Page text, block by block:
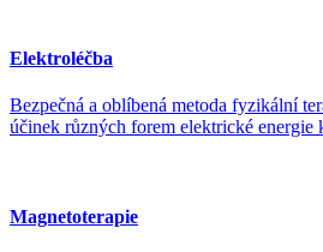
Elektroléčba
Bezpečná a oblíbená metoda fyzikální
účinek různých forem elektrické energie
Magnetoterapie